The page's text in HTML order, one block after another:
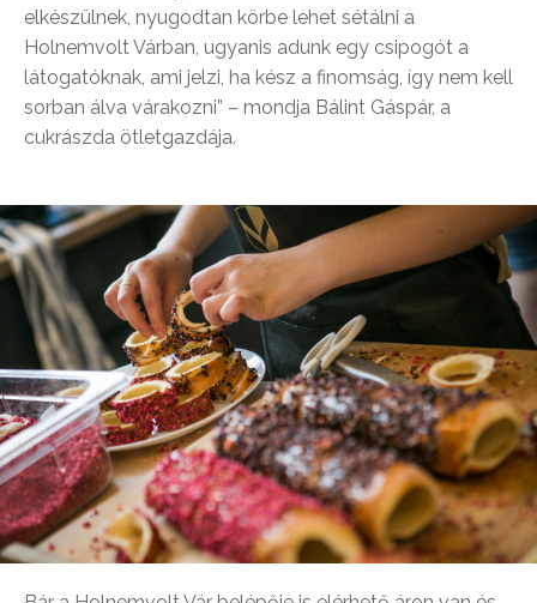
elkészülnek, nyugodtan körbe lehet sétálni a
Holnemvolt Várban, ugyanis adunk egy csipogót a
látogatóknak, ami jelzi, ha kész a finomság, így nem kell
sorban álva várakozni” – mondja Bálint Gáspár, a
cukrászda ötletgazdája.